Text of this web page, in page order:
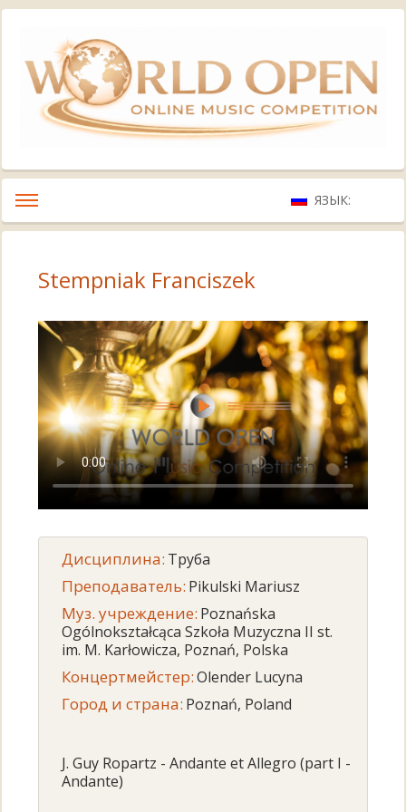
ЯЗЫК:
Stempniak Franciszek
Дисциплина: Труба
Преподаватель: Pikulski Mariusz
Муз. учреждение: Poznańska
Ogólnokształcąca Szkoła Muzyczna II st.
im. M. Karłowicza, Poznań, Polska
Концертмейстер:Olender Lucyna
Город и страна: Poznań, Poland
J. Guy Ropartz - Andante et Allegro (part I -
Andante)